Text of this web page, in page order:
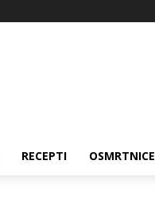
RECEPTI OSMRTNICE